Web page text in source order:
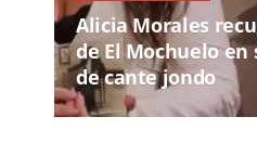
Alicia Morales
de El Mochuelo
de cante jondo